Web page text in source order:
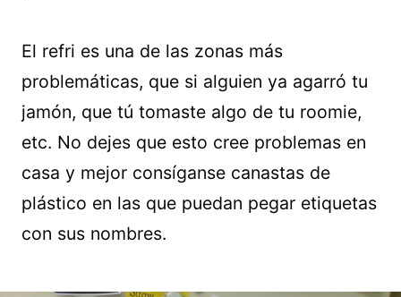
El refri es una de las zonas más
problemáticas, que si alguien ya agarró tu
jamón, que tú tomaste algo de tu roomie,
etc. No dejes que esto cree problemas en
casa y mejor consíganse canastas de
plástico en las que puedan pegar etiquetas
con sus nombres.